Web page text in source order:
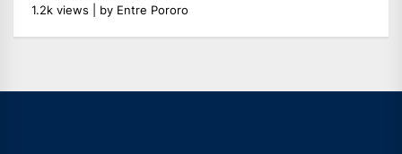
1.2k views by Entre Pororo